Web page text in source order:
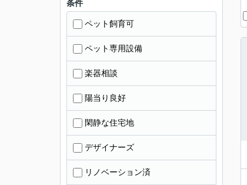
条件
ペット飼育可
ペット専用設備
楽器相談
陽当り良好
閑静な住宅地
デザイナーズ
リノベーション済